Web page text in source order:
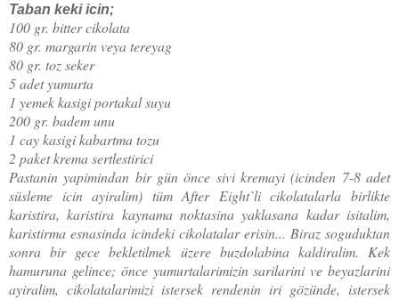
Taban keki icin;
100 gr. bitter cikolata
80 gr. margarin veya tereyag
80 gr. toz seker
5 adet yumurta
1 yemek kasigi portakal suyu
200 gr. badem unu
1 cay kasigi kabartma tozu
2 paket krema sertlestirici
Pastanin yapimindan bir gün önce sivi kremayi (icinden 7-8 adet
süsleme icin ayiralim) tüm After Eight`li cikolatalarla birlikte
karistira, karistira kaynama noktasina yaklasana kadar isitalim,
karistirma esnasinda icindeki cikolatalar erisin... Biraz soguduktan
sonra bir gece bekletilmek üzere buzdolabina kaldiralim. Kek
hamuruna gelince; önce yumurtalarimizin sarilarini ve beyazlarini
ayiralim, cikolatalarimizi istersek rendenin iri gözünde, istersek